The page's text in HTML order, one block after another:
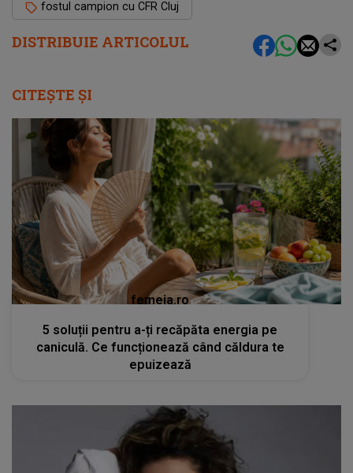
DISTRIBUIE ARTICOLUL
fostul campion cu CFR Cluj
CITEȘTE ȘI
femeia.ro
5 soluții pentru a-ți recăpăta energia pe
caniculă. Ce funcționează când căldura te
epuizează